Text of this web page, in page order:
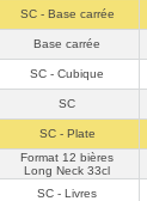
SC - Base carrée
Base carrée
SC - Cubique
SC
SC - Plate
Format 12 bières
Long Neck 33cl
SC - Livres